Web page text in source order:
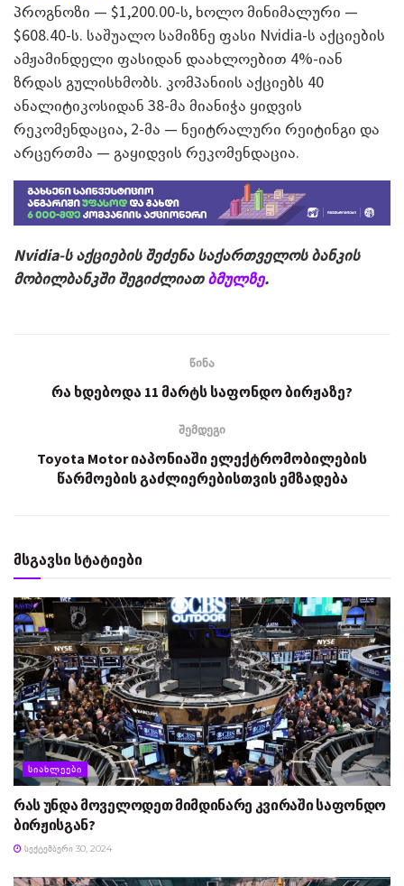
პროგნოზი — $1,200.00-ს, ხოლო მინიმალური —
$608.40-ს. საშუალო სამიზნე ფასი Nvidia-ს აქციების
ამჟამინდელი ფასიდან დაახლოებით 4%-იან
ზრდას გულისხმობს. კომპანიის აქციებს 40
ანალიტიკოსიდან 38-მა მიანიჭა ყიდვის
რეკომენდაცია, 2-მა — ნეიტრალური რეიტინგი და
არცერთმა — გაყიდვის რეკომენდაცია.
Nvidia-ს აქციების შეძენა საქართველოს ბანკის
მობილბანკში შეგიძლიათბმულზე.
წინა
რა ხდებოდა 11 მარტს საფონდო ბირჟაზე?
შემდეგი
Toyota Motor იაპონიაში ელექტრომობილების
წარმოების გაძლიერებისთვის ემზადება
მსგავსი სტატიები
ᲡᲘᲐᲮᲚᲔᲔᲑᲘ
რას უნდა მოველოდეთ მიმდინარე კვირაში საფონდო
ბირჟისგან?
ᲡᲔᲥᲢᲔᲛᲑᲔᲠᲘ 30, 2024